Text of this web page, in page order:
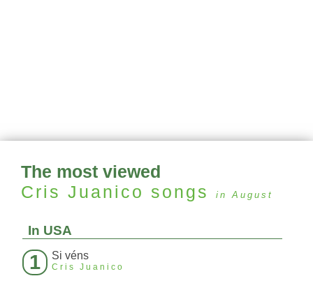
The most viewed
Cris Juanico songs in August
In USA
1 Si véns
Cris Juanico